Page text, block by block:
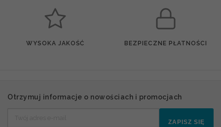
WYSOKA JAKOŚĆ BEZPIECZNE PŁATNOŚCI
Otrzymuj informacje o nowościach i promocjach
ZAPISZ SIĘ